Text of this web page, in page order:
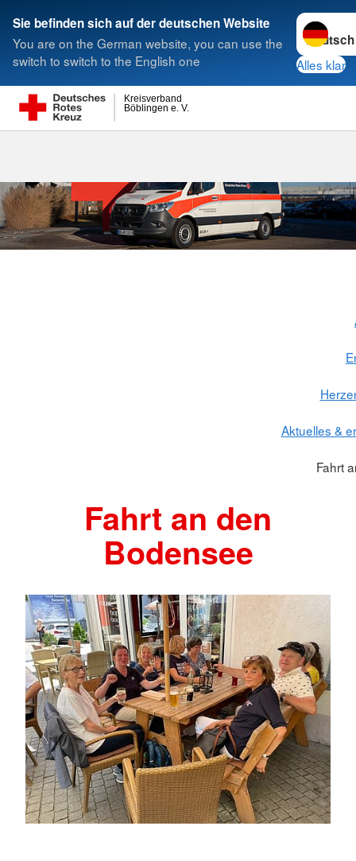
Sie befinden sich auf der deutschen Website
You are on the German website, you can use the
switch to switch to the English one
Sprache
Alles klar
Böblingen e. V.
Kreisverband
Suche
Aktuelles &
Fahrt
Fahrt an den
Bodensee